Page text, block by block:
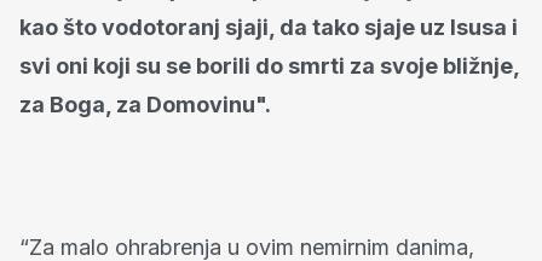
kao što vodotoranj sjaji, da tako sjaje uz Isusa i
svi oni koji su se borili do smrti za svoje bližnje,
za Boga, za Domovinu".
“Za malo ohrabrenja u ovim nemirnim danima,